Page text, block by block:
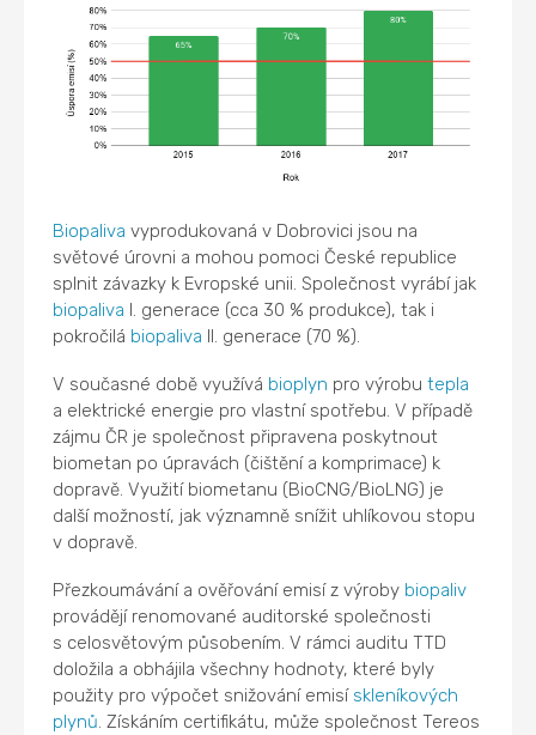
Biopaliva vyprodukovaná v Dobrovici jsou na
světové úrovni a mohou pomoci České republice
splnit závazky k Evropské unii. Společnost vyrábí jak
biopaliva I. generace (cca 30 % produkce), tak i
pokročilá biopaliva II. generace (70 %).
V současné době využívá bioplyn pro výrobutepla
a elektrické energie pro vlastní spotřebu. V případě
zájmu ČR je společnost připravena poskytnout
biometan po úpravách (čištění a komprimace) k
dopravě. Využití biometanu (BioCNG/BioLNG) je
další možností, jak významně snížit uhlíkovou stopu
v dopravě.
Přezkoumávání a ověřování emisí z výroby biopaliv
provádějí renomované auditorské společnosti
s celosvětovým působením. V rámci auditu TTD
doložila a obhájila všechny hodnoty, které byly
použity pro výpočet snižování emisí skleníkových
plynů. Získáním certifikátu, může společnost Tereos